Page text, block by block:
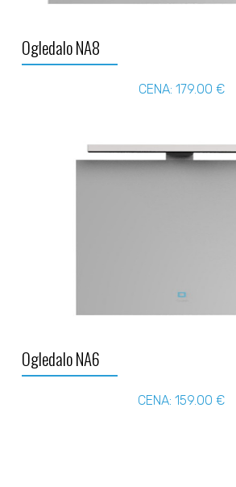
Ogledalo NA8
CENA: 179.00 €
Ogledalo NA6
CENA: 159.00 €